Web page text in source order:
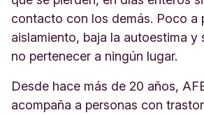
contacto con los demás. Poco a
aislamiento, baja la autoestima y
no pertenecer a ningún lugar.
Desde hace más de 20 años,
acompaña a personas con